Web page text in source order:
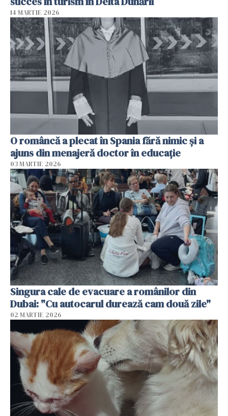
14 MARTIE 2026
O româncă a plecat în Spania fără nimic și a
ajuns din menajeră doctor în educație
03 MARTIE 2026
Singura cale de evacuare a românilor din
Dubai: "Cu autocarul durează cam două zile"
02 MARTIE 2026